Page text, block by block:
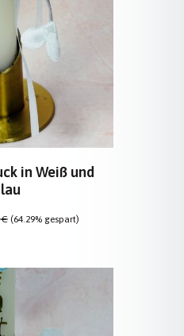
in Weiß und
Preis:
€ (64.29% gespart)